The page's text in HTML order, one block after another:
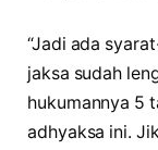
“Jadi ada
jaksa sudah
hukumannya 5
adhyaksa ini.